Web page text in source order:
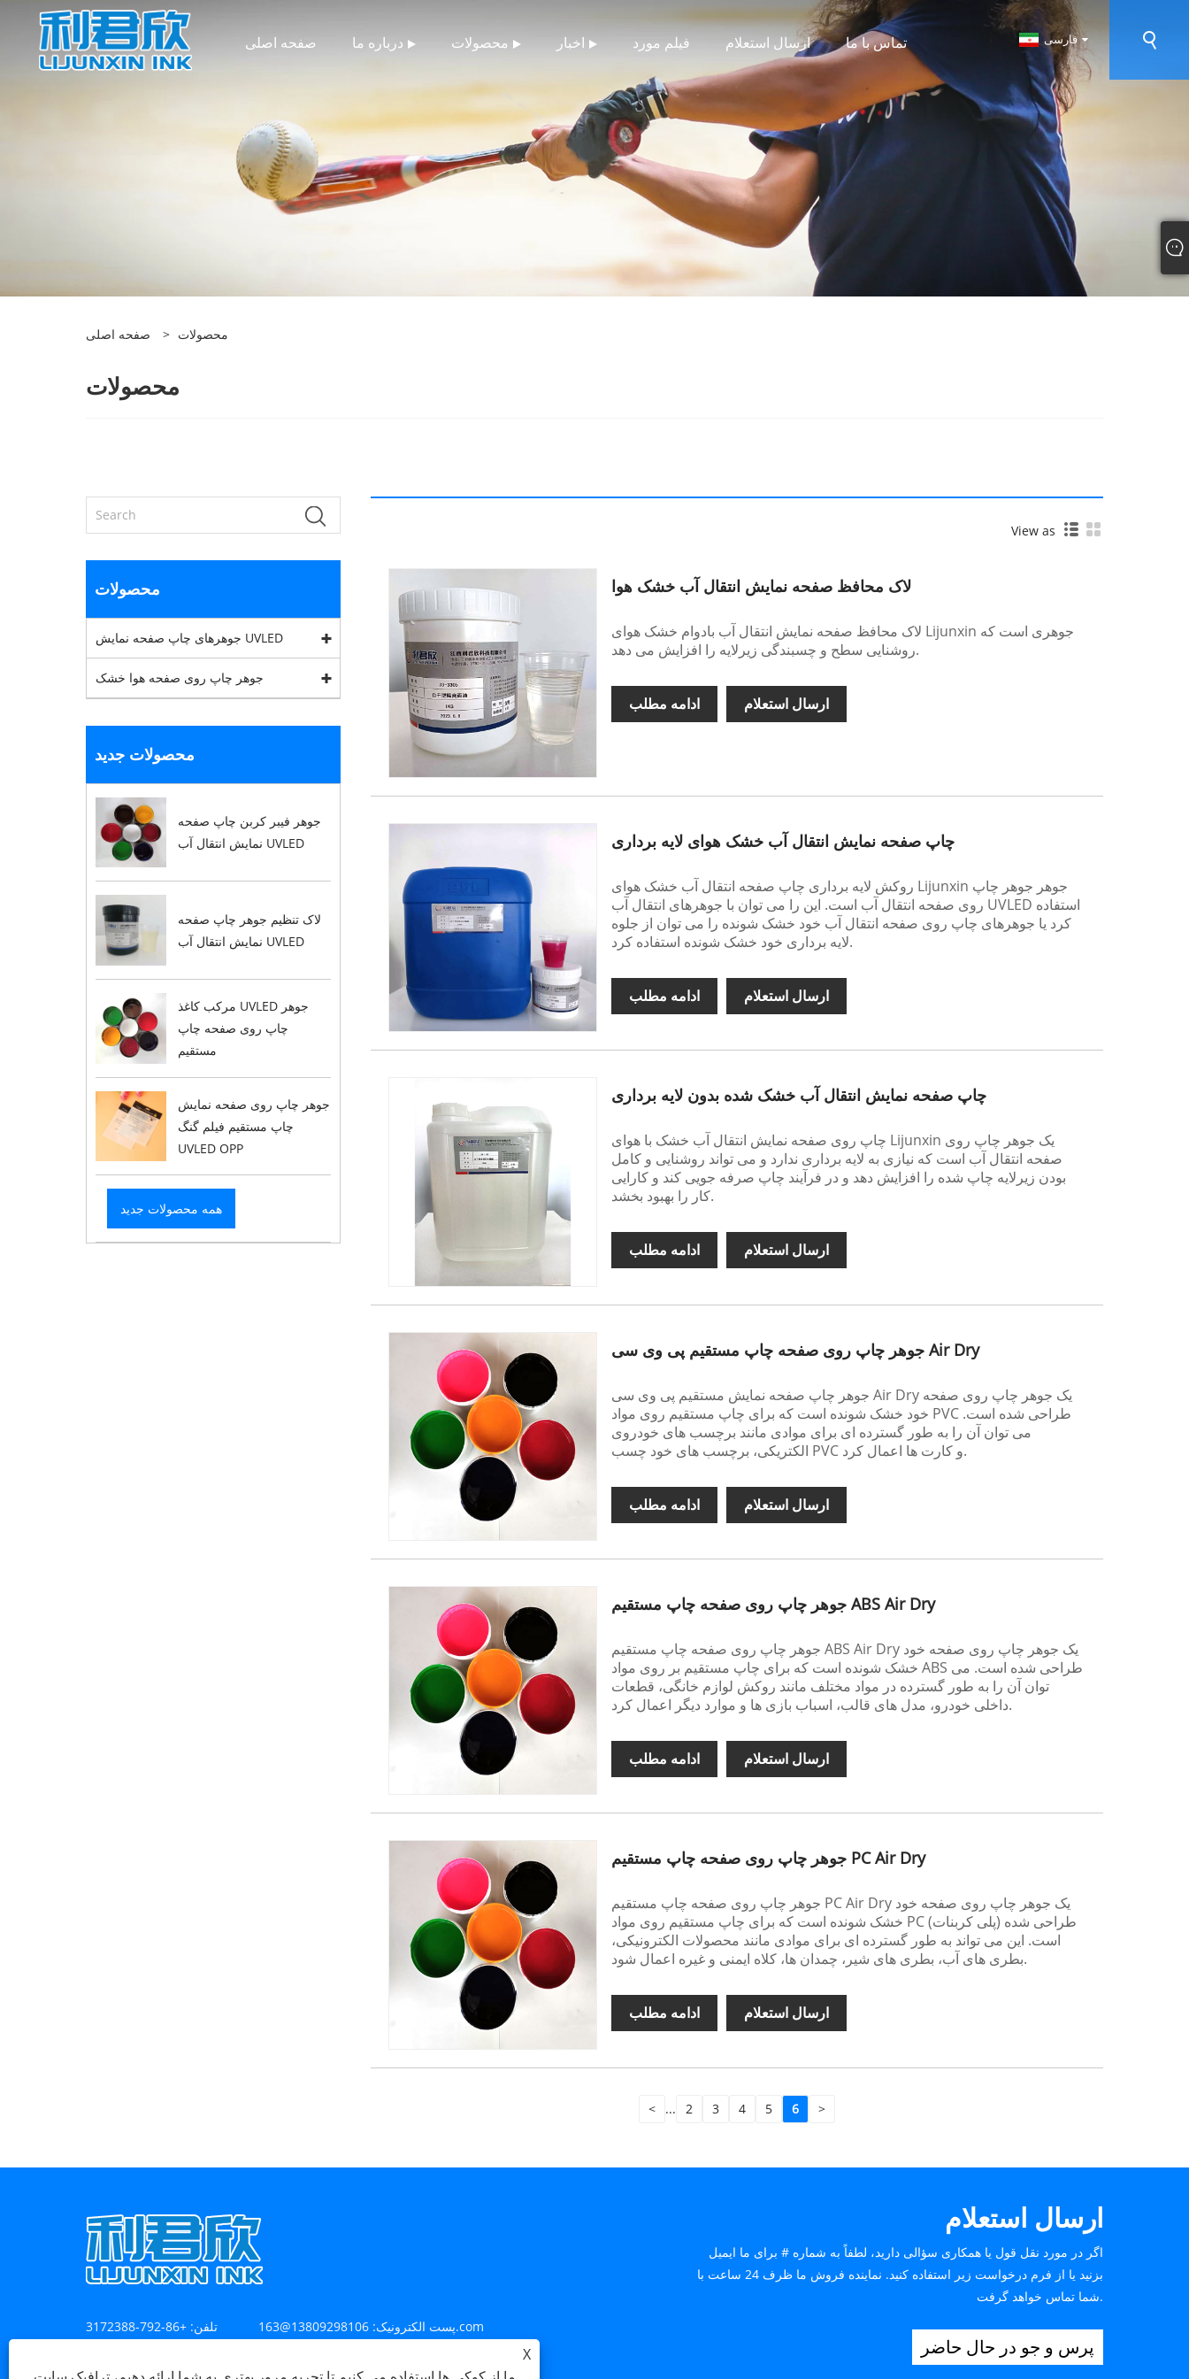
صفحه اصلی درباره ما محصولات اخبار فیلم مورد ارسال استعلام تماس با ما فارسی
صفحه اصلی > محصولات
محصولات
محصولات
جوهرهای چاپ صفحه نمایش UVLED
جوهر چاپ روی صفحه هوا خشک
محصولات جدید
جوهر فیبر کربن چاپ صفحه
نمایش انتقال آب UVLED
لاک تنظیم جوهر چاپ صفحه
نمایش انتقال آب UVLED
مرکب کاغذ UVLED جوهر
چاپ روی صفحه چاپ
مستقیم
جوهر چاپ روی صفحه نمایش
چاپ مستقیم فیلم گنگ
UVLED OPP
همه محصولات جدید
View as
لاک محافظ صفحه نمایش انتقال آب خشک هوا
لاک محافظ صفحه نمایش انتقال آب بادوام خشک هوای Lijunxin جوهری است که
روشنایی سطح و چسبندگی زیرلایه را افزایش می دهد.
ادامه مطلب ارسال استعلام
چاپ صفحه نمایش انتقال آب خشک هوای لایه برداری
روکش لایه برداری چاپ صفحه انتقال آب خشک هوای Lijunxin جوهر جوهر چاپ
روی صفحه انتقال آب است. این را می توان با جوهرهای انتقال آب UVLED استفاده
کرد یا جوهرهای چاپ روی صفحه انتقال آب خود خشک شونده را می توان از جلوه
لایه برداری خود خشک شونده استفاده کرد.
ادامه مطلب ارسال استعلام
چاپ صفحه نمایش انتقال آب خشک شده بدون لایه برداری
چاپ روی صفحه نمایش انتقال آب خشک با هوای Lijunxin یک جوهر چاپ روی
صفحه انتقال آب است که نیازی به لایه برداری ندارد و می تواند روشنایی و کامل
بودن زیرلایه چاپ شده را افزایش دهد و در فرآیند چاپ صرفه جویی کند و کارایی
کار را بهبود بخشد.
ادامه مطلب ارسال استعلام
جوهر چاپ روی صفحه چاپ مستقیم پی وی سی Air Dry
جوهر چاپ صفحه نمایش مستقیم پی وی سی Air Dry یک جوهر چاپ روی صفحه
خود خشک شونده است که برای چاپ مستقیم روی مواد PVC طراحی شده است.
می توان آن را به طور گسترده ای برای موادی مانند برچسب های خودروی
الکتریکی، برچسب های خود چسب PVC و کارت ها اعمال کرد.
ادامه مطلب ارسال استعلام
جوهر چاپ روی صفحه چاپ مستقیم ABS Air Dry
جوهر چاپ روی صفحه چاپ مستقیم ABS Air Dry یک جوهر چاپ روی صفحه خود
خشک شونده است که برای چاپ مستقیم بر روی مواد ABS طراحی شده است. می
توان آن را به طور گسترده در مواد مختلف مانند روکش لوازم خانگی، قطعات
داخلی خودرو، مدل های قالب، اسباب بازی ها و موارد دیگر اعمال کرد.
ادامه مطلب ارسال استعلام
جوهر چاپ روی صفحه چاپ مستقیم PC Air Dry
جوهر چاپ روی صفحه چاپ مستقیم PC Air Dry یک جوهر چاپ روی صفحه خود
خشک شونده است که برای چاپ مستقیم روی مواد PC (پلی کربنات) طراحی شده
است. این می تواند به طور گسترده ای برای موادی مانند محصولات الکترونیکی،
بطری های آب، بطری های شیر، چمدان ها، کلاه ایمنی و غیره اعمال شود.
ادامه مطلب ارسال استعلام
< ... 2 3 4 5 6 >
تلفن: +86-792-3172388 پست الکترونیک:13809298106@163.com
جاده شمالی Huate، پارک صنعتی Xinghuo، شهرستان Yongxiu، استان Jiangxi
ارسال استعلام
اگر در مورد نقل قول یا همکاری سؤالی دارید، لطفاً به شماره # برای ما ایمیل
بزنید یا از فرم درخواست زیر استفاده کنید. نماینده فروش ما ظرف 24 ساعت با
شما تماس خواهد گرفت.
پرس و جو در حال حاضر
X